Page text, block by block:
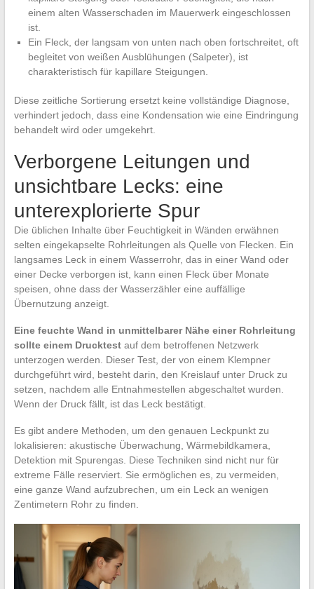
einem alten Wasserschaden im Mauerwerk eingeschlossen
ist.
Ein Fleck, der langsam von unten nach oben fortschreitet, oft
begleitet von weißen Ausblühungen (Salpeter), ist
charakteristisch für kapillare Steigungen.
Diese zeitliche Sortierung ersetzt keine vollständige Diagnose,
verhindert jedoch, dass eine Kondensation wie eine Eindringung
behandelt wird oder umgekehrt.
Verborgene Leitungen und
unsichtbare Lecks: eine
unterexplorierte Spur
Die üblichen Inhalte über Feuchtigkeit in Wänden erwähnen
selten eingekapselte Rohrleitungen als Quelle von Flecken. Ein
langsames Leck in einem Wasserrohr, das in einer Wand oder
einer Decke verborgen ist, kann einen Fleck über Monate
speisen, ohne dass der Wasserzähler eine auffällige
Übernutzung anzeigt.
Eine feuchte Wand in unmittelbarer Nähe einer Rohrleitung
sollte einem Drucktestauf dem betroffenen Netzwerk
unterzogen werden. Dieser Test, der von einem Klempner
durchgeführt wird, besteht darin, den Kreislauf unter Druck zu
setzen, nachdem alle Entnahmestellen abgeschaltet wurden.
Wenn der Druck fällt, ist das Leck bestätigt.
Es gibt andere Methoden, um den genauen Leckpunkt zu
lokalisieren: akustische Überwachung, Wärmebildkamera,
Detektion mit Spurengas. Diese Techniken sind nicht nur für
extreme Fälle reserviert. Sie ermöglichen es, zu vermeiden,
eine ganze Wand aufzubrechen, um ein Leck an wenigen
Zentimetern Rohr zu finden.